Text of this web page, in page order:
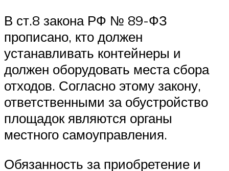
В ст.8 закона РФ № 89-ФЗ
прописано, кто должен
устанавливать контейнеры и
должен оборудовать места сбора
отходов. Согласно этому закону,
ответственными за обустройство
площадок являются органы
местного самоуправления.
Обязанность за приобретение и